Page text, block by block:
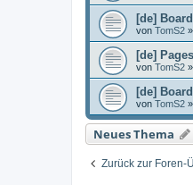
[de]
von TomS2 »
[de]
von TomS2 »
[de]
von TomS2 »
Neues Thema
Zurück zur Foren-